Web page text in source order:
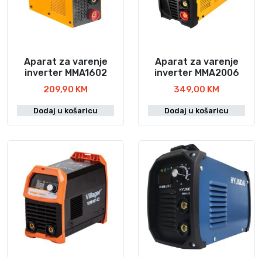
Aparat za varenje
inverter MMA1602
209,90 KM
Dodaj u košaricu
Aparat za varenje
inverter MMA2006
349,00 KM
Dodaj u košaricu